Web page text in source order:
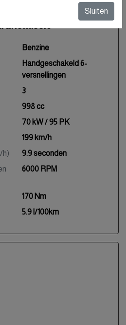
Benzine
Handgeschakeld 6-
versnellingen
3
998 cc
70 kW / 95 PK
199 km/h
h)
9.9 seconden
6000 RPM
170 Nm
5.9 l/100km
Sluiten